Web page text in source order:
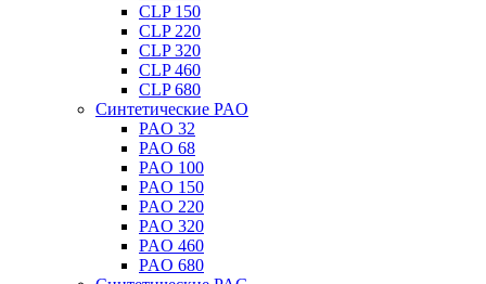
CLP 150
CLP 220
CLP 320
CLP 460
CLP 680
Синтетические PAO
PAO 32
PAO 68
PAO 100
PAO 150
PAO 220
PAO 320
PAO 460
PAO 680